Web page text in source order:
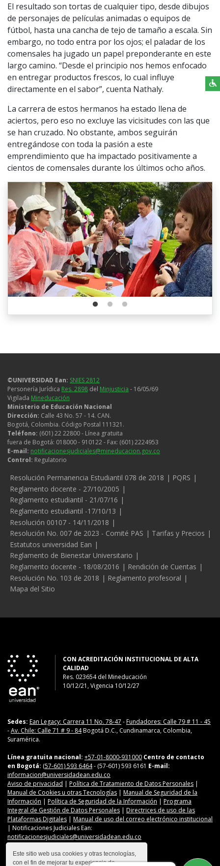
Este sitio web usa cookies y otras tecnologías,
con el fin de mejorar tu experiencia de
El resultado son tortas de cualquier tipo, desde dibujos
de personajes de películas animadas o equipos de
fútbol, hasta una cancha de tejo de tamaño a escala. Sin
embargo, no todo entra por los ojos; el paladar de los
comensales ha jugado un papel preponderante en este
largo camino. “Desde el principio nos hemos enfocado
en entregar productos frescos, lo cual influye
directamente en el sabor”, cuenta Nathaly.
La carrera de estos hermanos ha estado llena de
aciertos, pero eso no excluye las vicisitudes con las que
se han cruzado. No obstante, ambos seguirán
entregándose con toda la pasión a este
emprendimiento que ha impactado positivamente a
cientos de comensales durante los últimos ocho años.
©UNIVERSIDAD Ean: SNIES 2812
Personería Jurídica Res. 2898 del Minjusticia - 16/05/69
Vigilada Mineducación
Ministerio de Educación Nacional
Dirección: Calle 43 No. 57 - 14. CAN.
Bogotá, Colombia. Código Postal 111321.
Teléfono: (601) 22 22800 - Línea gratuita
fuera de Bogotá: 018000 - 910122 - Fax: (601) 2224953
E-mail: notificacionesjudiciales@mineducacion.gov.co
Control: Regulatorio
Legales
Resolución Permanencia Estudiantil 078 de 2018
PQRS
Reglamento docente - 27/10/2005
Reglamento estudiantil - 21/07/16
Reglamento estudiantil -17/10/13
Resolución 00107 - 14/11/2018
Resolución No. 007 de 2023 - Comité PAS
Tarifas y Precios
Estatutos universidad Ean
Reglamento de Bienestar Universitario
Reglamento docente - 18/08/2016
Rendición de Cuentas
Resolución No. 103 de 2018
Reglamento profesoral
Mapa del Sitio
CON ACREDITACIÓN INSTITUCIONAL DE ALTA
CALIDAD
Res. 023654del Mineducación
10/12/21, Vigencia 10/12/27
Sedes: Ean Legacy: Carrera 11 No. 78-47 -Fundadores: Calle 79 # 11 - 45
-Av. Chile: Calle 71 # 9 - 84Bogotá D.C., Cundinamarca, Colombia,
Suramérica.
Línea gratuita nacional: +57-01-8000-931000 Centro de contacto
en Bogotá: (57-601) 593 6464- (57-601) 593 6161 E-mail:
informacion@universidadean.edu.co
Aviso de privacidad | Política de Tratamiento de Datos Personales |
Manual de Cookies u otras Tecnologías | Manual de Seguridad de la
Información | Política de Seguridad de la Información | Programa
Integral de Gestión de Datos Personales | Directrices de uso de las
Plataformas Digitales | Manual de uso del correo electrónico institucional
| Notificaciones Judiciales Ean:
notificacionesjudiciales@universidadean.edu.co